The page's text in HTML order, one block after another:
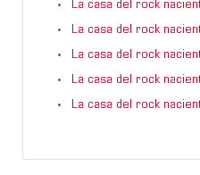
La casa del rock
La casa del rock
La casa del rock
La casa del rock
La casa del rock